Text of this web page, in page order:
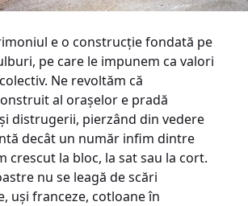
e o construcţie fondată pe
pe care le impunem ca valori
Ne revoltăm că
al oraşelor e pradă
distrugerii, pierzând din vedere
decât un număr infim dintre
crescut la bloc, la sat sau la cort.
nu se leagă de scări
uşi franceze, cotloane în